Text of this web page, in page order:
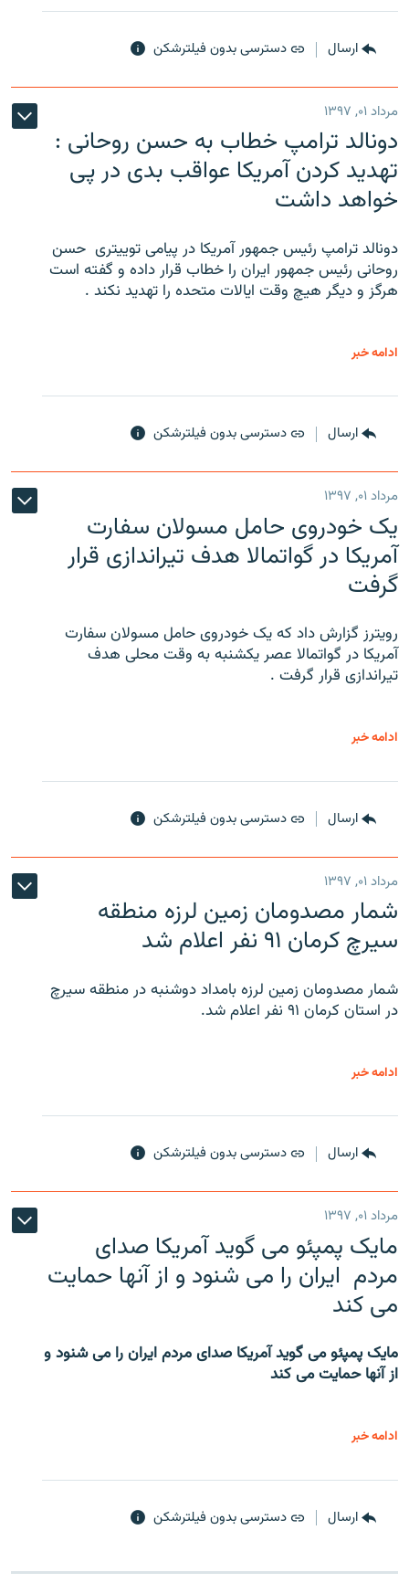
ارسال دسترسی بدون فیلترشکن
مرداد ۰۱, ۱۳۹۷
دونالد ترامپ خطاب به حسن روحانی :
تهدید کردن آمریکا عواقب بدی در پی
خواهد داشت
دونالد ترامپ رئیس جمهور آمریکا در پیامی توییتری ‌ حسن
روحانی رئیس جمهور ایران را خطاب قرار داده و گفته است
هرگز و دیگر هیچ وقت ایالات متحده را تهدید نکند .
ادامه خبر
ارسال دسترسی بدون فیلترشکن
مرداد ۰۱, ۱۳۹۷
یک خودروی حامل مسولان سفارت
آمریکا در گواتمالا هدف تیراندازی قرار
گرفت
رویترز گزارش داد که یک خودروی حامل مسولان سفارت
آمریکا در گواتمالا عصر یکشنبه به وقت محلی هدف
تیراندازی قرار گرفت .
ادامه خبر
ارسال دسترسی بدون فیلترشکن
مرداد ۰۱, ۱۳۹۷
شمار مصدومان زمین لرزه منطقه
سیرچ کرمان ۹۱ نفر اعلام شد
شمار مصدومان زمین لرزه بامداد دوشنبه در منطقه سیرچ
در استان کرمان ۹۱ نفر اعلام شد.
ادامه خبر
ارسال دسترسی بدون فیلترشکن
مرداد ۰۱, ۱۳۹۷
مایک پمپئو می گوید آمریکا صدای
مردم ایران را می شنود و از آنها حمایت
می کند
مایک پمپئو می گوید آمریکا صدای مردم ایران را می شنود و
از آنها حمایت می کند
ادامه خبر
ارسال دسترسی بدون فیلترشکن